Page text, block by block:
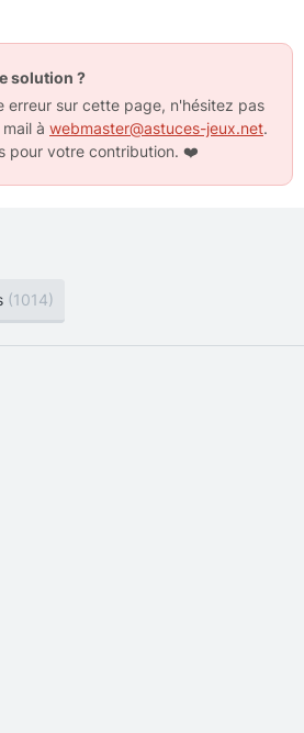
solution ?
erreur sur cette page, n'hésitez pas
à webmaster@astuces-jeux.net.
pour votre contribution. ❤️
(1014)